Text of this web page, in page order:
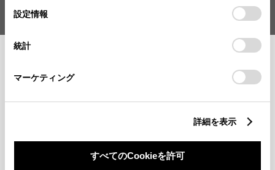
デバイスにすべてのCookie(クッキー)が保存されることに同
意したことになります。Cookie(クッキー)のオプトアウト、
設定の変更、同意を撤回したりするにあたっては、当社の
「Cookie（クッキー）情報の取り扱いについて
」をご覧くだ
設定情報
統計
マーケティング
詳細を表示
すべてのCookieを許可
クリア
関連サイト